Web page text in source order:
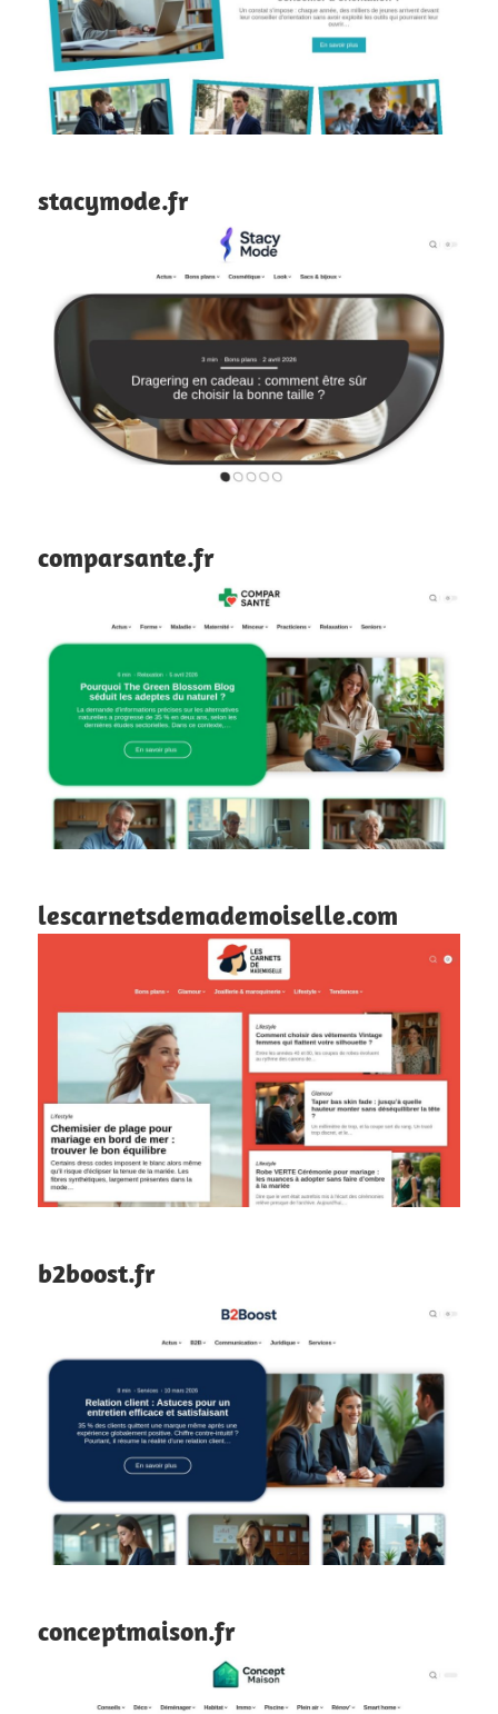
stacymode.fr
comparsante.fr
lescarnetsdemademoiselle.com
b2boost.fr
conceptmaison.fr